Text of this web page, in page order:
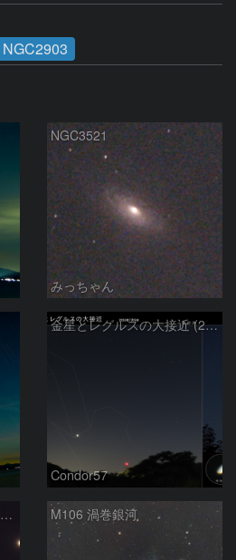
NGC2903
NGC3521
みっちゃん
金星とレグルスの大接近 (2026/07/09)
Condor57
金星とレグルスの接近 260709 M106 渦巻銀河